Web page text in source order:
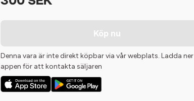
Köp nu
Denna vara är inte direkt köpbar via vår webplats. Ladda ner
appen för att kontakta säljaren